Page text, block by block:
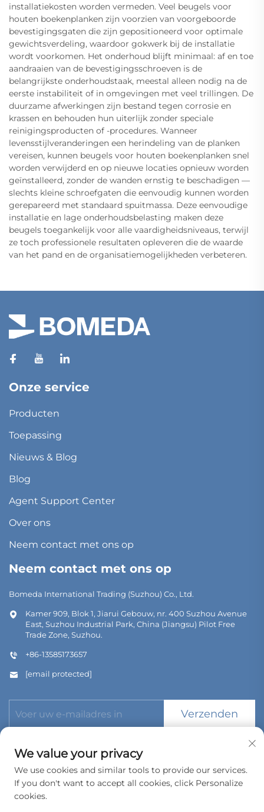
installatiekosten worden vermeden. Veel beugels voor
houten boekenplanken zijn voorzien van voorgeboorde
bevestigingsgaten die zijn gepositioneerd voor optimale
gewichtsverdeling, waardoor gokwerk bij de installatie
wordt voorkomen. Het onderhoud blijft minimaal: af en toe
aandraaien van de bevestigingsschroeven is de
belangrijkste onderhoudstaak, meestal alleen nodig na de
eerste instabiliteit of in omgevingen met veel trillingen. De
duurzame afwerkingen zijn bestand tegen corrosie en
krassen en behouden hun uiterlijk zonder speciale
reinigingsproducten of -procedures. Wanneer
levensstijlveranderingen een herindeling van de planken
vereisen, kunnen beugels voor houten boekenplanken snel
worden verwijderd en op nieuwe locaties opnieuw worden
geïnstalleerd, zonder de wanden ernstig te beschadigen —
slechts kleine schroefgaten die eenvoudig kunnen worden
gerepareerd met standaard spuitmassa. Deze eenvoudige
installatie en lage onderhoudsbelasting maken deze
beugels toegankelijk voor alle vaardigheidsniveaus, terwijl
ze toch professionele resultaten opleveren die de waarde
van het pand en de organisatiemogelijkheden verbeteren.
Onze service
Producten
Toepassing
Nieuws & Blog
Blog
Agent Support Center
Over ons
Neem contact met ons op
Neem contact met ons op
Bomeda International Trading (Suzhou) Co., Ltd.
Kamer 909, Blok 1, Jiarui Gebouw, nr. 400 Suzhou Avenue
East, Suzhou Industrial Park, China (Jiangsu) Pilot Free
Trade Zone, Suzhou.
+86-13585173657
[email protected]
Verzenden
Copyright © 2026 Bomeda International Trading (Suzhou) Co.,
We value your privacy
We use cookies and similar tools to provide our services.
If you don't want to accept all cookies, click Personalize
cookies.